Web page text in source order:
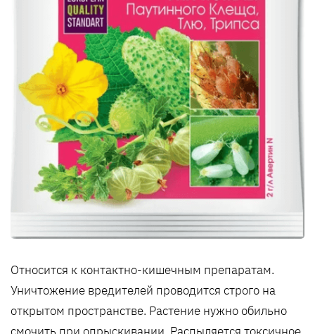
Относится к контактно-кишечным препаратам.
Уничтожение вредителей проводится строго на
открытом пространстве. Растение нужно обильно